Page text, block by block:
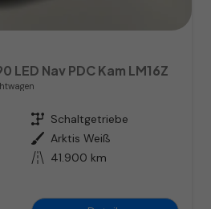
LED Nav PDC Kam LM16Z
Getriebe Schaltgetriebe
Außenfarbe Arktis Weiß
Kilometerstand 41.900 km